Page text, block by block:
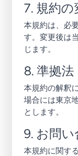
7. 規約の
本規約は、必
す。変更後は
じます。
8. 準拠
本規約の解釈
場合には東京
とします。
9. お問
本規約に関す